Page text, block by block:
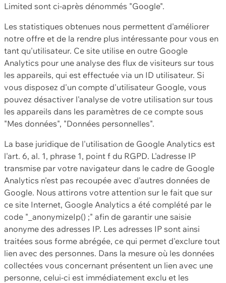
Limited sont ci-après dénommés "Google".
Les statistiques obtenues nous permettent d'améliorer
notre offre et de la rendre plus intéressante pour vous en
tant qu'utilisateur. Ce site utilise en outre Google
Analytics pour une analyse des flux de visiteurs sur tous
les appareils, qui est effectuée via un ID utilisateur. Si
vous disposez d'un compte d'utilisateur Google, vous
pouvez désactiver l'analyse de votre utilisation sur tous
les appareils dans les paramètres de ce compte sous
"Mes données", "Données personnelles".
La base juridique de l'utilisation de Google Analytics est
l'art. 6, al. 1, phrase 1, point f du RGPD. L'adresse IP
transmise par votre navigateur dans le cadre de Google
Analytics n'est pas recoupée avec d'autres données de
Google. Nous attirons votre attention sur le fait que sur
ce site Internet, Google Analytics a été complété par le
code "_anonymizeIp() ;" afin de garantir une saisie
anonyme des adresses IP. Les adresses IP sont ainsi
traitées sous forme abrégée, ce qui permet d'exclure tout
lien avec des personnes. Dans la mesure où les données
collectées vous concernant présentent un lien avec une
personne, celui-ci est immédiatement exclu et les